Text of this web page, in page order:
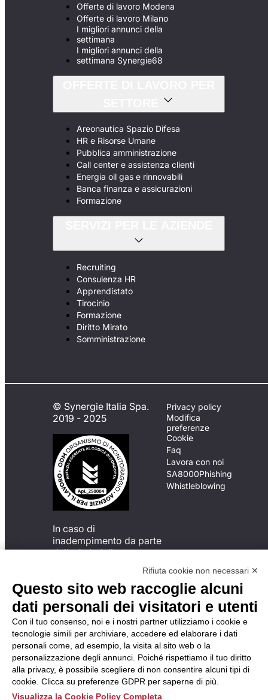
Offerte di lavoro Modena
Offerte di lavoro Milano
I migliori annunci della
settimana
I migliori annunci della
settimana Synergie68
Areonautica Spazio Difesa
HR e Risorse Umane
Pubblica amministrazione
Call center e assistenza clienti
Energia oil gas e rinnovabili
Banca finanza e assicurazioni
Formazione
Recruiting
Consulenza HR
Apprendistato
Tirocinio
Formazione
Diritto Mirato
Somministrazione
© Synergie Italia Spa.
2019 - 2025
In caso di
inadempimento da parte
della ApL delle
del Codice di Condotta, è
possibile presentare un
reclamo
all’Organismo di
Monitoraggio utilizzando
una delle modalità
descritte al seguente
indirizzo web
https://odm-
agenzielavoro.it/reclami/.
Privacy policy
Modifica
preferenze
Cookie
Faq
Lavora con noi
SA8000Phishing
Whistleblowing
Rifiuta cookie non necessari ✕
Questo sito web raccoglie alcuni
dati personali dei visitatori e utenti
Con il tuo consenso, noi e i nostri partner utilizziamo i cookie e
tecnologie simili per archiviare, accedere ed elaborare i dati
personali come, ad esempio, la visita al sito web o la
personalizzazione degli annunci. Poiché rispettiamo il tuo diritto
alla privacy, è possibile scegliere di non consentire alcuni tipi di
cookie. Clicca su preferenze GDPR per saperne di più.
Visualizza la Cookie Policy Completa